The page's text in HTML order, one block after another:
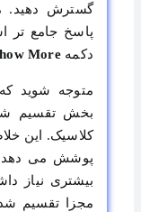
گسترش دهید.
پاسخ جامع ‌تر
دکمهMore
متوجه شوید
کلاسیک. این
پوشش می
بیشتری نیاز
مجزا تقسیم